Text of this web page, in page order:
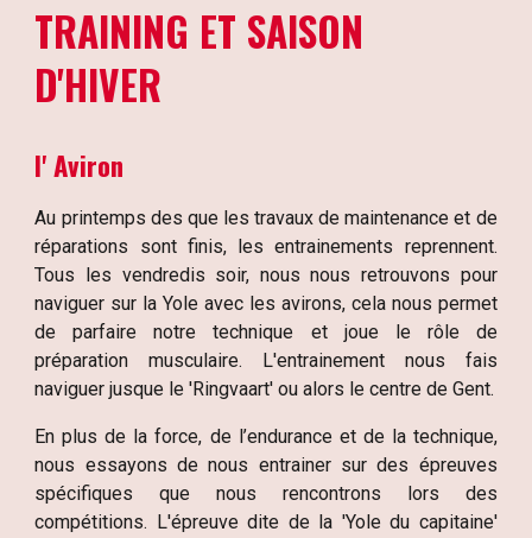
TRAINING ET SAISON
D'HIVER
l' Aviron
Au printemps des que les travaux de maintenance et de
réparations sont finis, les entrainements reprennent.
Tous les vendredis soir, nous nous retrouvons pour
naviguer sur la Yole avec les avirons, cela nous permet
de parfaire notre technique et joue le rôle de
préparation musculaire. L'entrainement nous fais
naviguer jusque le 'Ringvaart' ou alors le centre de Gent.
En plus de la force, de l’endurance et de la technique,
nous essayons de nous entrainer sur des épreuves
spécifiques que nous rencontrons lors des
compétitions. L'épreuve dite de la 'Yole du capitaine'